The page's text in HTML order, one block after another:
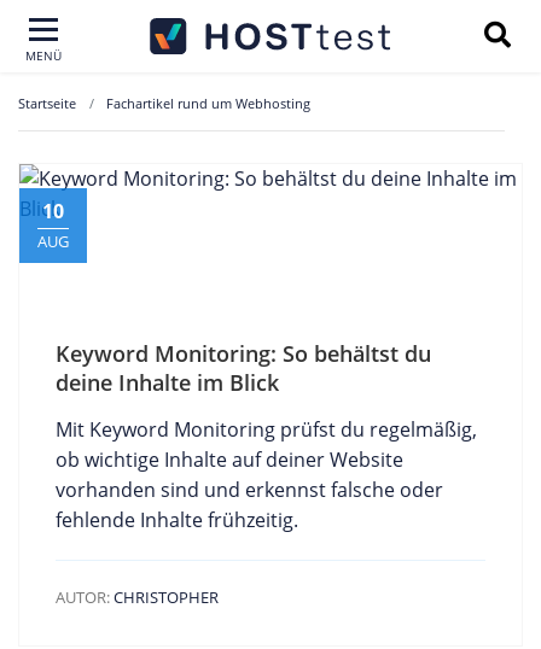
MENÜ
Startseite Fachartikel rund um Webhosting
10
AUG
Keyword Monitoring: So behältst du
deine Inhalte im Blick
Mit Keyword Monitoring prüfst du regelmäßig,
ob wichtige Inhalte auf deiner Website
vorhanden sind und erkennst falsche oder
fehlende Inhalte frühzeitig.
AUTOR:CHRISTOPHER